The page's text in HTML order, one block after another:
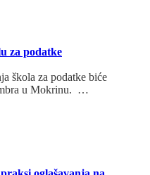
za podatke
škola za podatke biće
u Mokrinu. …